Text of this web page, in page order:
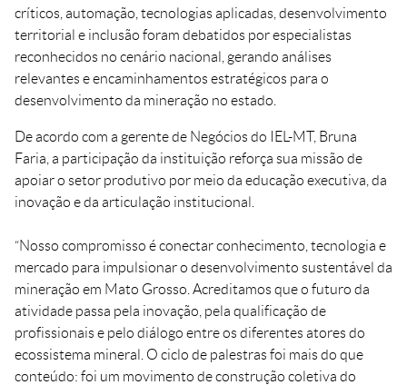
críticos, automação, tecnologias aplicadas, desenvolvimento
territorial e inclusão foram debatidos por especialistas
reconhecidos no cenário nacional, gerando análises
relevantes e encaminhamentos estratégicos para o
desenvolvimento da mineração no estado.
De acordo com a gerente de Negócios do IEL-MT, Bruna
Faria, a participação da instituição reforça sua missão de
apoiar o setor produtivo por meio da educação executiva, da
inovação e da articulação institucional.
“Nosso compromisso é conectar conhecimento, tecnologia e
mercado para impulsionar o desenvolvimento sustentável da
mineração em Mato Grosso. Acreditamos que o futuro da
atividade passa pela inovação, pela qualificação de
profissionais e pelo diálogo entre os diferentes atores do
ecossistema mineral. O ciclo de palestras foi mais do que
conteúdo: foi um movimento de construção coletiva do